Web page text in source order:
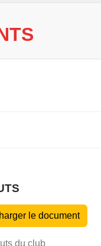
le document
du club